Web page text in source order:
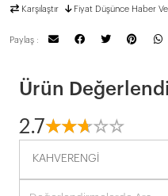
Karşılaştır Fiyat Düşünce Haber
Paylaş :
Ürün
2.7☆☆☆☆☆
★★★★★